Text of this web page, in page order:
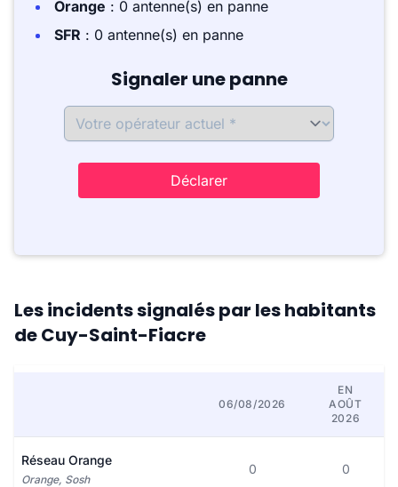
Orange : 0 antenne(s) en panne
SFR : 0 antenne(s) en panne
Signaler une panne
Déclarer
Les incidents signalés par les habitants
de Cuy-Saint-Fiacre
06/08/2026
EN
AOÛT
2026
Réseau Orange
Orange, Sosh
0 0